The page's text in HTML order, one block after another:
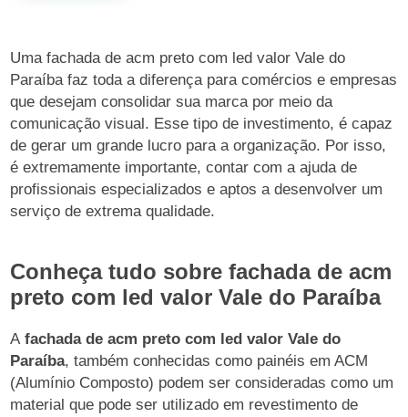
Uma fachada de acm preto com led valor Vale do
Paraíba faz toda a diferença para comércios e empresas
que desejam consolidar sua marca por meio da
comunicação visual. Esse tipo de investimento, é capaz
de gerar um grande lucro para a organização. Por isso,
é extremamente importante, contar com a ajuda de
profissionais especializados e aptos a desenvolver um
serviço de extrema qualidade.
Conheça tudo sobre fachada de acm
preto com led valor Vale do Paraíba
A fachada de acm preto com led valor Vale do
Paraíba, também conhecidas como painéis em ACM
(Alumínio Composto) podem ser consideradas como um
material que pode ser utilizado em revestimento de